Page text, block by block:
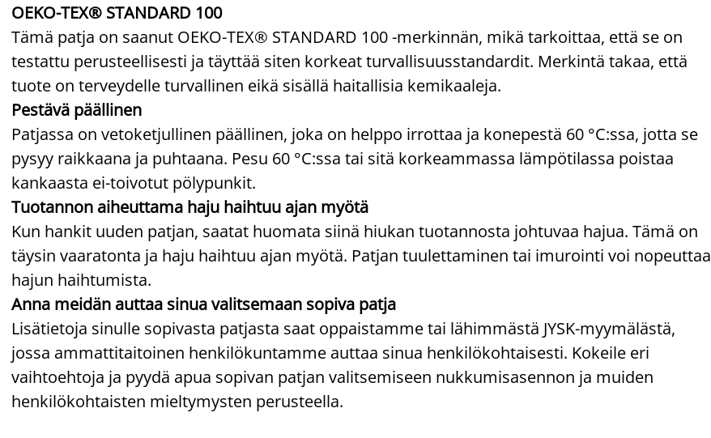
OEKO-TEX® STANDARD 100
Tämä patja on saanut OEKO-TEX® STANDARD 100 -merkinnän, mikä tarkoittaa, että se on
testattu perusteellisesti ja täyttää siten korkeat turvallisuusstandardit. Merkintä takaa, että
tuote on terveydelle turvallinen eikä sisällä haitallisia kemikaaleja.
Pestävä päällinen
Patjassa on vetoketjullinen päällinen, joka on helppo irrottaa ja konepestä 60 °C:ssa, jotta se
pysyy raikkaana ja puhtaana. Pesu 60 °C:ssa tai sitä korkeammassa lämpötilassa poistaa
kankaasta ei-toivotut pölypunkit.
Tuotannon aiheuttama haju haihtuu ajan myötä
Kun hankit uuden patjan, saatat huomata siinä hiukan tuotannosta johtuvaa hajua. Tämä on
täysin vaaratonta ja haju haihtuu ajan myötä. Patjan tuulettaminen tai imurointi voi nopeuttaa
hajun haihtumista.
Anna meidän auttaa sinua valitsemaan sopiva patja
Lisätietoja sinulle sopivasta patjasta saat oppaistamme tai lähimmästä JYSK-myymälästä,
jossa ammattitaitoinen henkilökuntamme auttaa sinua henkilökohtaisesti. Kokeile eri
vaihtoehtoja ja pyydä apua sopivan patjan valitsemiseen nukkumisasennon ja muiden
henkilökohtaisten mieltymysten perusteella.